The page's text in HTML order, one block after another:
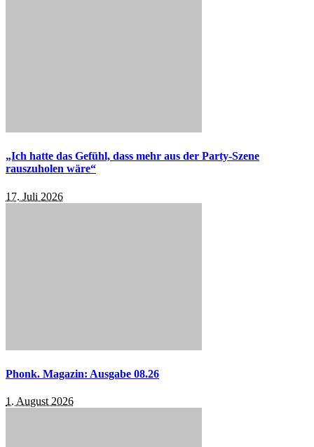
„Ich hatte das Gefühl, dass mehr aus der Party-Szene
rauszuholen wäre“
17. Juli 2026
Phonk. Magazin: Ausgabe 08.26
1. August 2026